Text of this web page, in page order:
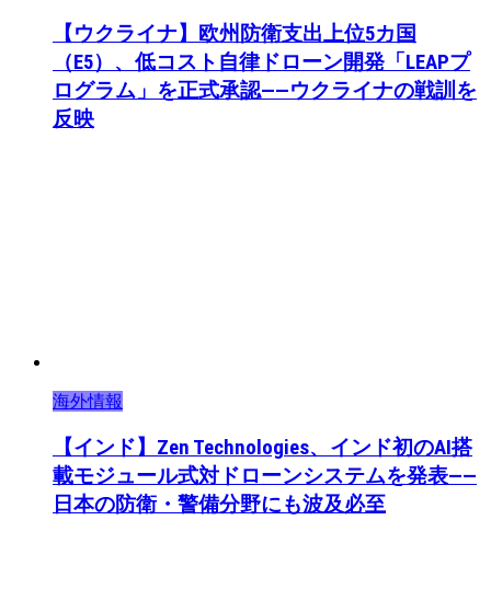
【ウクライナ】欧州防衛支出上位5カ国
（E5）、低コスト自律ドローン開発「LEAPプ
ログラム」を正式承認――ウクライナの戦訓を
反映
海外情報
【インド】Zen Technologies、インド初のAI搭
載モジュール式対ドローンシステムを発表——
日本の防衛・警備分野にも波及必至